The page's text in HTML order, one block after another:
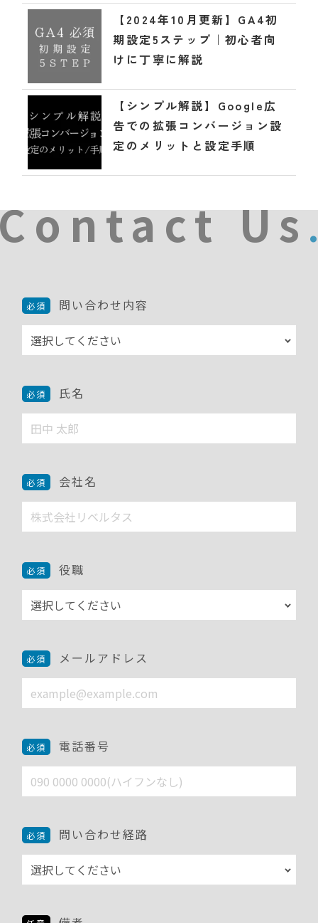
【2024年10月更新】GA4初
期設定5ステップ｜初心者向
けに丁寧に解説
【シンプル解説】Google広
告での拡張コンバージョン設
定のメリットと設定手順
Us
問い合わせ内容
氏名
会社名
役職
メールアドレス
電話番号
問い合わせ経路